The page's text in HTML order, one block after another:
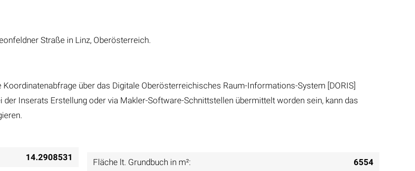
Straße in Linz, Oberösterreich.
über das Digitale Oberösterreichisches Raum-Informations-System [DORIS]
Inserats Erstellung oder via Makler-Software-Schnittstellen übermittelt worden sein, kann das
14.2908531
Fläche lt. Grundbuch in m²:
6554